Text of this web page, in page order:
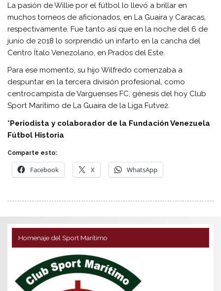
La pasión de Willie por el fútbol lo llevó a brillar en
muchos torneos de aficionados, en La Guaira y Caracas,
respectivamente. Fue tanto así que en la noche del 6 de
junio de 2018 lo sorprendió un infarto en la cancha del
Centro Ítalo Venezolano, en Prados del Este.
Para ese momento, su hijo Wilfredo comenzaba a
despuntar en la tercera división profesional, como
centrocampista de Varguenses FC, génesis del hoy Club
Sport Marítimo de La Guaira de la Liga Futve2.
*Periodista y colaborador de la Fundación Venezuela
Fútbol Historia
Comparte esto:
Facebook X WhatsApp
Homenaje del Sport Marítimo